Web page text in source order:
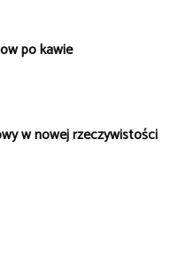
po kawie
w nowej rzeczywistości